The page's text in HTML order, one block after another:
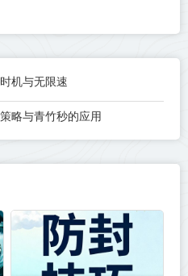
机与无限速
略与青竹秒的应用